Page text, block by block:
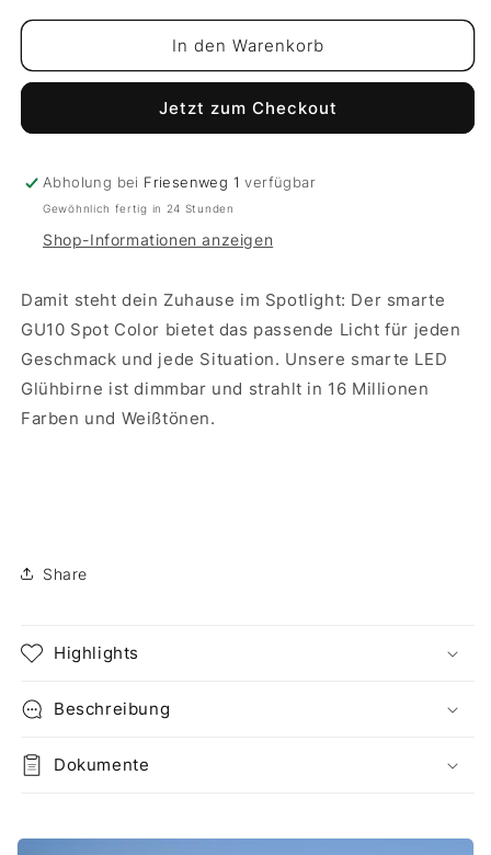
Menge
Smart
Spot
&amp;
Color
Menge
Smart
Glühbirne
Spot
&amp;
Color
In den Warenkorb
Jetzt zum Checkout
Abholung bei Friesenweg 1 verfügbar
Gewöhnlich fertig in 24 Stunden
Shop-Informationen anzeigen
Damit steht dein Zuhause im Spotlight: Der smarte
GU10 Spot Color bietet das passende Licht für jeden
Geschmack und jede Situation. Unsere smarte LED
Glühbirne ist dimmbar und strahlt in 16 Millionen
Farben und Weißtönen.
Share
Highlights
Beschreibung
Dokumente